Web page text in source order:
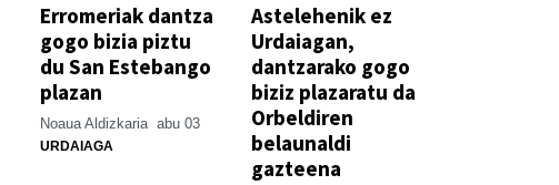
Erromeriak dantza
gogo bizia piztu
du San Estebango
plazan
Noaua Aldizkaria abu 03
URDAIAGA
Astelehenik ez
Urdaiagan,
dantzarako gogo
biziz plazaratu da
Orbeldiren
belaunaldi
gazteena